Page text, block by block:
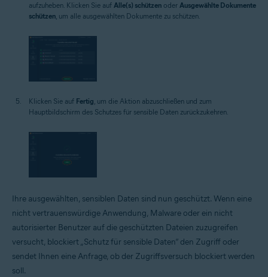
aufzuheben. Klicken Sie auf Alle(s) schützen oder Ausgewählte Dokumente
schützen, um alle ausgewählten Dokumente zu schützen.
Klicken Sie auf Fertig, um die Aktion abzuschließen und zum
Hauptbildschirm des Schutzes für sensible Daten zurückzukehren.
Ihre ausgewählten, sensiblen Daten sind nun geschützt. Wenn eine
nicht vertrauenswürdige Anwendung, Malware oder ein nicht
autorisierter Benutzer auf die geschützten Dateien zuzugreifen
versucht, blockiert „Schutz für sensible Daten“ den Zugriff oder
sendet Ihnen eine Anfrage, ob der Zugriffsversuch blockiert werden
soll.